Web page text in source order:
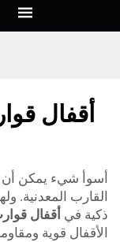
أقفال
أسوأ شيء يمكن
القارب المعدنية.
ذكية في أقفال
الأقفال قوية